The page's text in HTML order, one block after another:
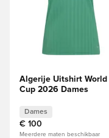
Algerije Uitshirt World
Cup 2026 Dames
Dames
€ 100
Meerdere maten beschikbaar